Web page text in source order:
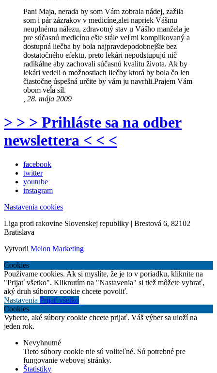
Pani Maja, nerada by som Vám zobrala nádej, zažila
som i pár zázrakov v medicíne,alei napriek Vášmu
neuplnému nálezu, zdravotný stav u Vášho manžela je
pre súčasnú medicínu ešte stále veľmi komplikovaný a
dostupná liečba by bola najpravdepodobnejšie bez
dostatočného efektu, preto lekári nepodstupujú nič
radikálne aby zachovali súčasnú kvalitu života. Ak by
lekári vedeli o možnostiach liečby ktorá by bola čo len
čiastočne úspešná určite by vám ju navrhli.Prajem Vám
obom veĺa síl.
, 28. mája 2009
> > > Prihláste sa na odber
newslettera < < <
facebook
twitter
youtube
instagram
Nastavenia cookies
Liga proti rakovine Slovenskej republiky | Brestová 6, 82102
Bratislava
Vytvoril Melon Marketing
Cookies
Používame cookies. Ak si myslíte, že je to v poriadku, kliknite na
"Prijať všetko". Kliknutím na "Nastavenia" si tiež môžete vybrať,
aký druh súborov cookie chcete povoliť.
Nastavenia Prijať všetko
Cookies
Vyberte, aké súbory cookie chcete prijať. Váš výber sa uloží na
jeden rok.
Nevyhnutné
Tieto súbory cookie nie sú voliteľné. Sú potrebné pre
fungovanie webovej stránky.
Štatistiky